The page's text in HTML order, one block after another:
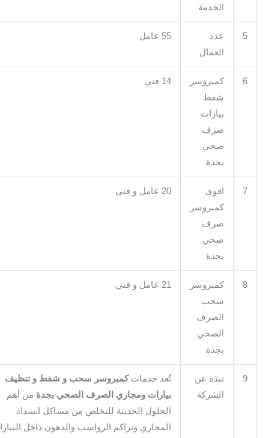
عدد
كمبروسر
14 فني
اقوى
كمبروسر
كمبروسر
الصرف
21 عامل و فني
نبذة عن
تُعد خدماتكمبروسر سحب و شفط و تنظيف
بيارات ومجاري الصرف الصحي بجدةمن أهم
الحلول الحديثة للتخلص من مشاكل انسداد
المجاري وتراكم الرواسب والدهون داخل البيارات.